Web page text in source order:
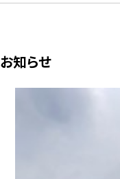
お知らせ